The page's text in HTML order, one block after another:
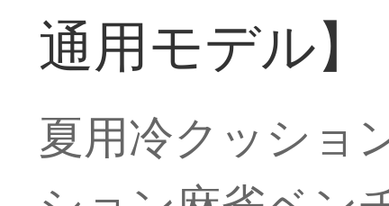
通用モデル】
夏用冷クッショ